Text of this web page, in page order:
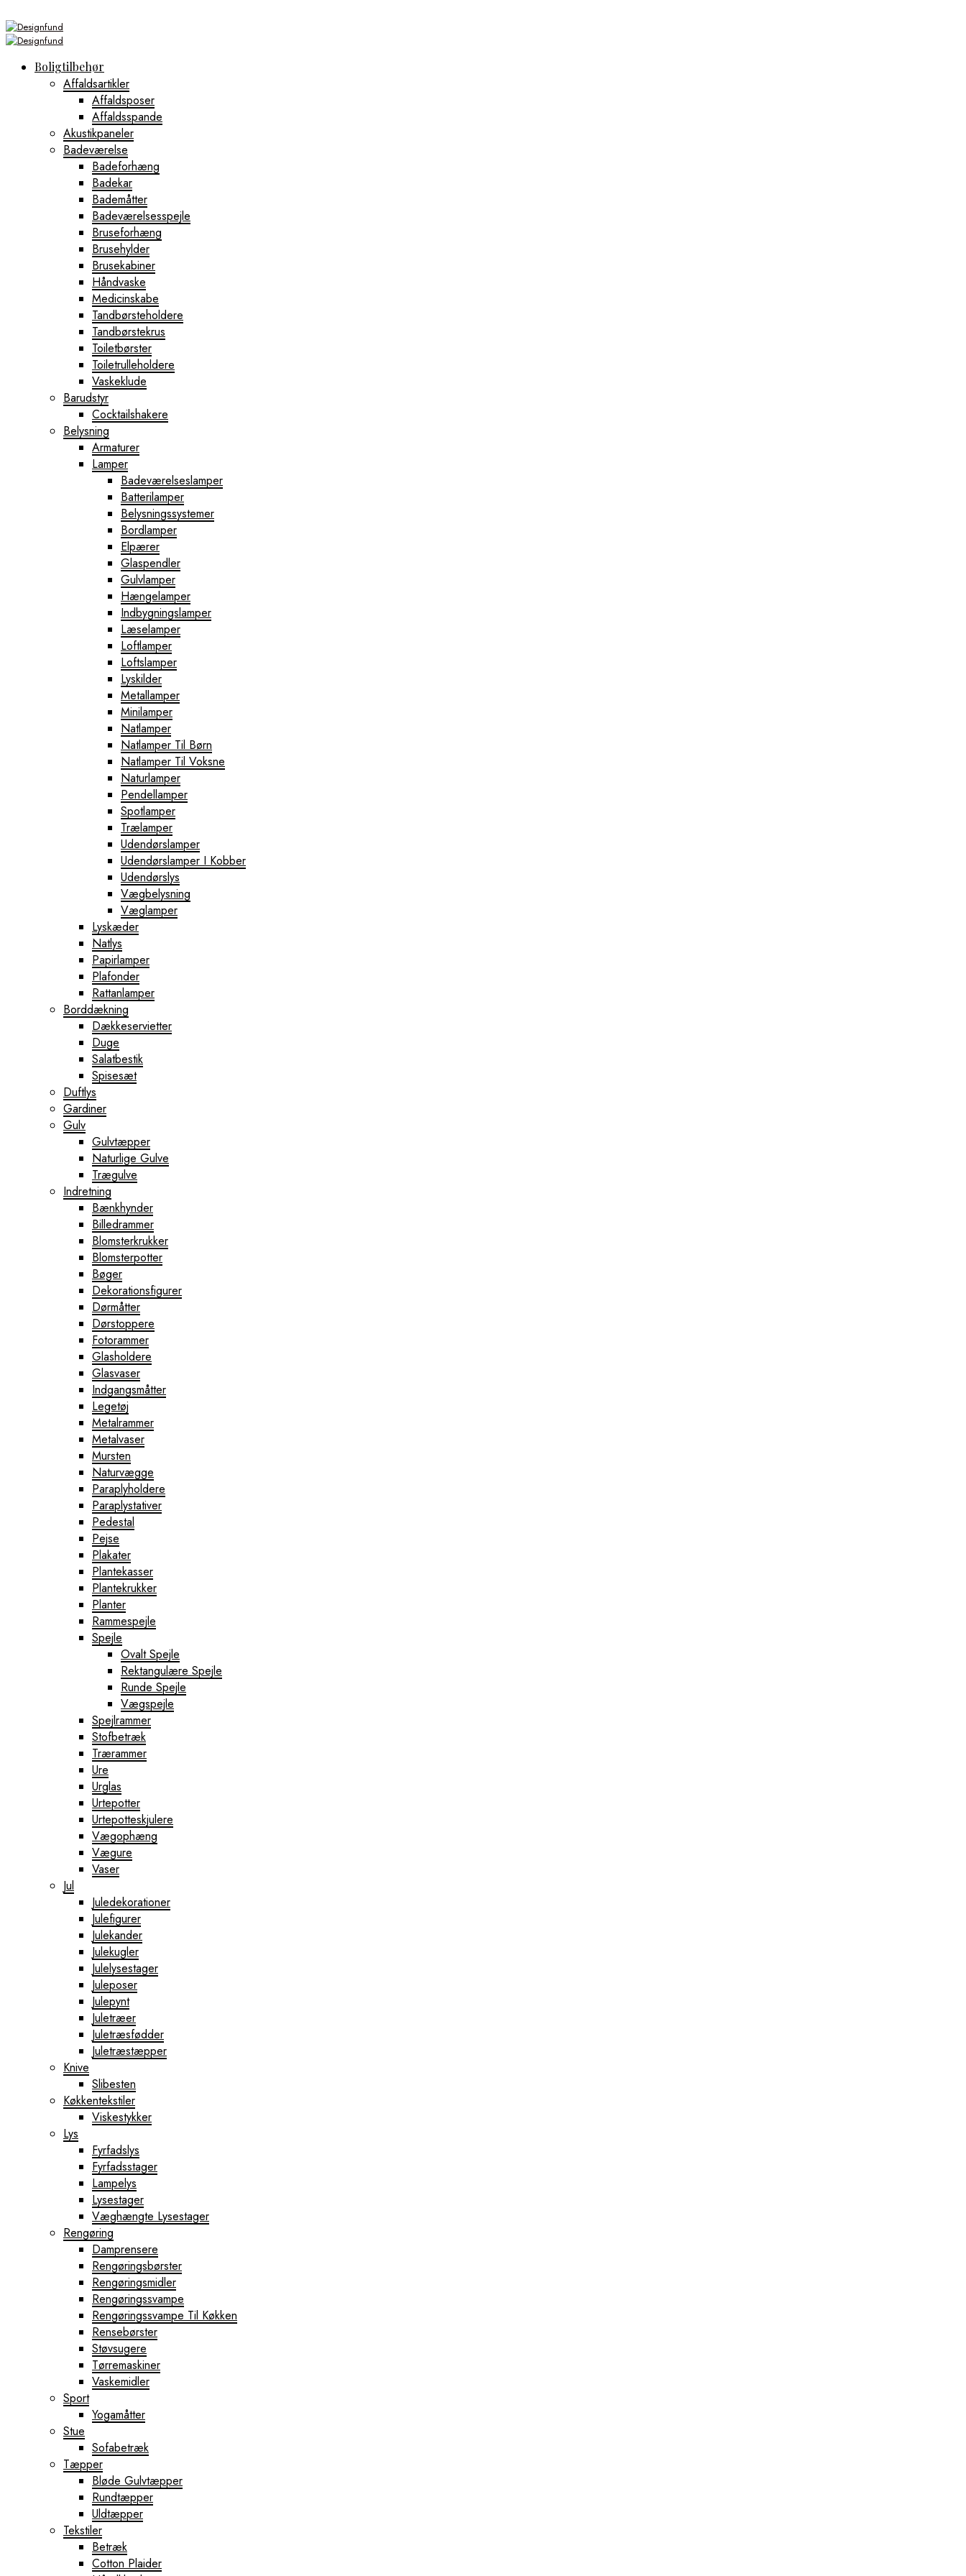
Boligtilbehør
Affaldsartikler
Affaldsposer
Affaldsspande
Akustikpaneler
Badeværelse
Badeforhæng
Badekar
Bademåtter
Badeværelsesspejle
Bruseforhæng
Brusehylder
Brusekabiner
Håndvaske
Medicinskabe
Tandbørsteholdere
Tandbørstekrus
Toiletbørster
Toiletrulleholdere
Vaskeklude
Barudstyr
Cocktailshakere
Belysning
Armaturer
Lamper
Badeværelseslamper
Batterilamper
Belysningssystemer
Bordlamper
Elpærer
Glaspendler
Gulvlamper
Hængelamper
Indbygningslamper
Læselamper
Loftlamper
Loftslamper
Lyskilder
Metallamper
Minilamper
Natlamper
Natlamper Til Børn
Natlamper Til Voksne
Naturlamper
Pendellamper
Spotlamper
Trælamper
Udendørslamper
Udendørslamper I Kobber
Udendørslys
Vægbelysning
Væglamper
Lyskæder
Natlys
Papirlamper
Plafonder
Rattanlamper
Borddækning
Dækkeservietter
Duge
Salatbestik
Spisesæt
Duftlys
Gardiner
Gulv
Gulvtæpper
Naturlige Gulve
Trægulve
Indretning
Bænkhynder
Billedrammer
Blomsterkrukker
Blomsterpotter
Bøger
Dekorationsfigurer
Dørmåtter
Dørstoppere
Fotorammer
Glasholdere
Glasvaser
Indgangsmåtter
Legetøj
Metalrammer
Metalvaser
Mursten
Naturvægge
Paraplyholdere
Paraplystativer
Pedestal
Pejse
Plakater
Plantekasser
Plantekrukker
Planter
Rammespejle
Spejle
Ovalt Spejle
Rektangulære Spejle
Runde Spejle
Vægspejle
Spejlrammer
Stofbetræk
Trærammer
Ure
Urglas
Urtepotter
Urtepotteskjulere
Vægophæng
Vægure
Vaser
Jul
Juledekorationer
Julefigurer
Julekander
Julekugler
Julelysestager
Juleposer
Julepynt
Juletræer
Juletræsfødder
Juletræstæpper
Knive
Slibesten
Køkkentekstiler
Viskestykker
Lys
Fyrfadslys
Fyrfadsstager
Lampelys
Lysestager
Væghængte Lysestager
Rengøring
Damprensere
Rengøringsbørster
Rengøringsmidler
Rengøringssvampe
Rengøringssvampe Til Køkken
Rensebørster
Støvsugere
Tørremaskiner
Vaskemidler
Sport
Yogamåtter
Stue
Sofabetræk
Tæpper
Bløde Gulvtæpper
Rundtæpper
Uldtæpper
Tekstiler
Betræk
Cotton Plaider